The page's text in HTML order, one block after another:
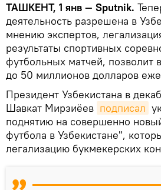
ТАШКЕНТ, 1 янв — Sputnik.
деятельность разрешена в
мнению экспертов,
результаты спортивных
футбольных матчей, позволит
до 50 миллионов долларов
Президент Узбекистана в
Шавкат Мирзиёев подписал
поднятию на совершенно
футбола в Узбекистане",
легализацию букмекерских